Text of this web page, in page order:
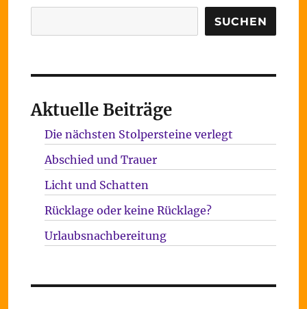
SUCHEN
Aktuelle Beiträge
Die nächsten Stolpersteine verlegt
Abschied und Trauer
Licht und Schatten
Rücklage oder keine Rücklage?
Urlaubsnachbereitung